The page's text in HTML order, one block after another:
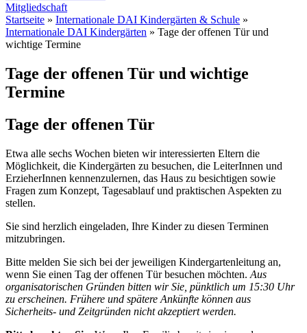
Mitgliedschaft
Startseite » Internationale DAI Kindergärten & Schule »
Internationale DAI Kindergärten » Tage der offenen Tür und
wichtige Termine
Tage der offenen Tür und wichtige
Termine
Tage der offenen Tür
Etwa alle sechs Wochen bieten wir interessierten Eltern die
Möglichkeit, die Kindergärten zu besuchen, die LeiterInnen und
ErzieherInnen kennenzulernen, das Haus zu besichtigen sowie
Fragen zum Konzept, Tagesablauf und praktischen Aspekten zu
stellen.
Sie sind herzlich eingeladen, Ihre Kinder zu diesen Terminen
mitzubringen.
Bitte melden Sie sich bei der jeweiligen Kindergartenleitung an,
wenn Sie einen Tag der offenen Tür besuchen möchten. Aus
organisatorischen Gründen bitten wir Sie, pünktlich um 15:30 Uhr
zu erscheinen. Frühere und spätere Ankünfte können aus
Sicherheits- und Zeitgründen nicht akzeptiert werden.